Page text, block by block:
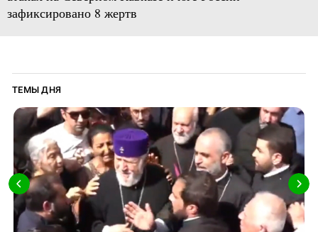
зафиксировано 8 жертв
ТЕМЫ ДНЯ